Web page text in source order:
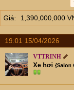
s
t
a
t
e
r
i
Giá 1,390,000,000
19:01 15/04/2026
VTTRINH
Xe hơi {Salon